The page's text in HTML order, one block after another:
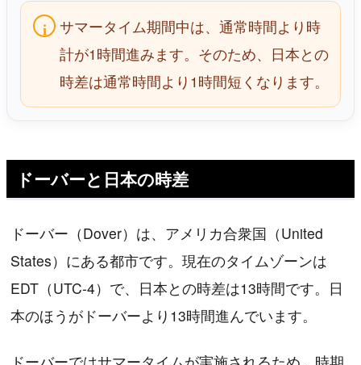
サマータイム期間中は、通常時間より時
計が1時間進みます。そのため、日本との
時差は通常時間より1時間短くなります。
ドーバーと日本の時差
ドーバー（Dover）は、アメリカ合衆国（United
States）にある都市です。現在のタイムゾーンは
EDT（UTC-4）で、日本との時差は13時間です。日
本のほうがドーバーより13時間進んでいます。